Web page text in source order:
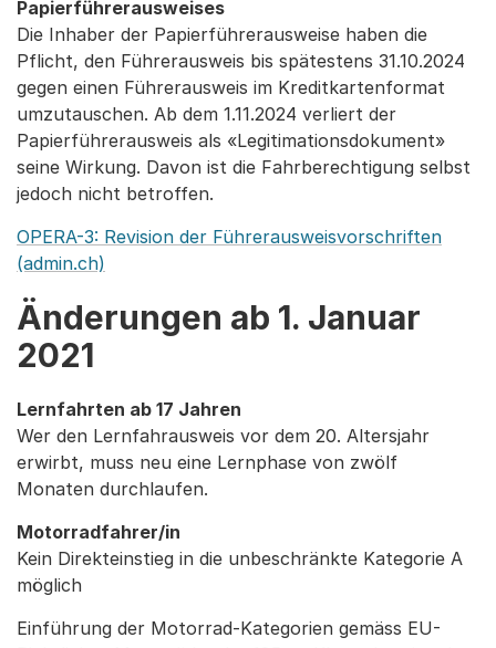
Papierführerausweises
Die Inhaber der Papierführerausweise haben die
Pflicht, den Führerausweis bis spätestens 31.10.2024
gegen einen Führerausweis im Kreditkartenformat
umzutauschen. Ab dem 1.11.2024 verliert der
Papierführerausweis als «Legitimationsdokument»
seine Wirkung. Davon ist die Fahrberechtigung selbst
jedoch nicht betroffen.
OPERA-3: Revision der Führerausweisvorschriften
(admin.ch)
Änderungen ab 1. Januar
2021
Lernfahrten ab 17 Jahren
Wer den Lernfahrausweis vor dem 20. Altersjahr
erwirbt, muss neu eine Lernphase von zwölf
Monaten durchlaufen.
Motorradfahrer/in
Kein Direkteinstieg in die unbeschränkte Kategorie A
möglich
Einführung der Motorrad-Kategorien gemäss EU-